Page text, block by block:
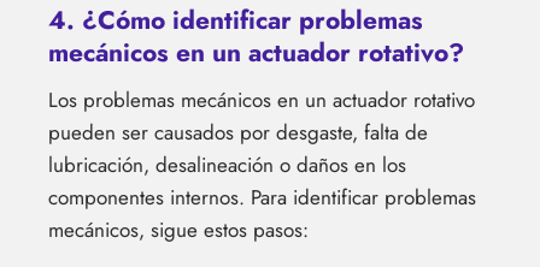
4. ¿Cómo identificar problemas
mecánicos en un actuador rotativo?
Los problemas mecánicos en un actuador rotativo
pueden ser causados por desgaste, falta de
lubricación, desalineación o daños en los
componentes internos. Para identificar problemas
mecánicos, sigue estos pasos: